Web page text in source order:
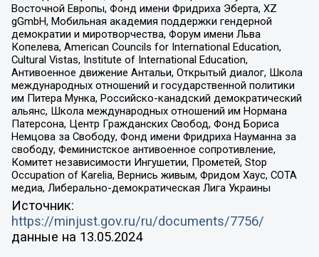
Восточной Европы, Фонд имени Фридриха Эберта, XZ
gGmbH, Мобильная академия поддержки гендерной
демократии и миротворчества, Форум имени Льва
Копелева, American Councils for International Education,
Cultural Vistas, Institute of International Education,
Антивоенное движение Антальи, Открытый диалог, Школа
международных отношений и государственной политики
им Питера Мунка, Российско-канадский демократический
альянс, Школа международных отношений им Нормана
Патерсона, Центр Гражданских Свобод, Фонд Бориса
Немцова за Свободу, Фонд имени Фридриха Науманна за
свободу, Феминистское антивоенное сопротивление,
Комитет независимости Ингушетии, Прометей, Stop
Occupation of Karelia, Вернись живым, Фридом Хаус, СОТА
медиа, Либерально-демократическая Лига Украины
Источник:
https://minjust.gov.ru/ru/documents/7756/
данные на 13.05.2024